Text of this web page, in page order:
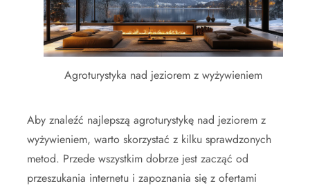
Agroturystyka nad jeziorem z wyżywieniem
Aby znaleźć najlepszą agroturystykę nad jeziorem z
wyżywieniem, warto skorzystać z kilku sprawdzonych
metod. Przede wszystkim dobrze jest zacząć od
przeszukania internetu i zapoznania się z ofertami